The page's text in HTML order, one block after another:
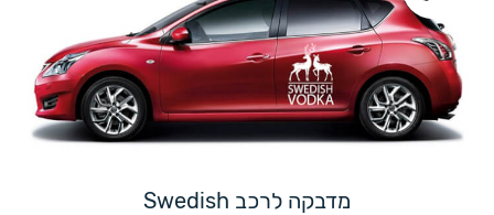
מדבקה לרכב Swedish